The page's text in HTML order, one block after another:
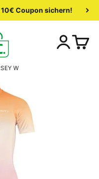
Coupon sichern!
W